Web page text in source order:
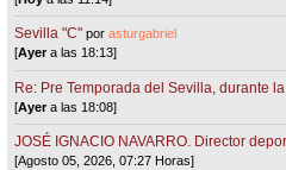
Sevilla "C"porasturgabriel
[Ayera las 18:13]
Re: Pre Temporada del Sevilla, durante
[Ayera las 18:08]
JOSÉ IGNACIO NAVARRO. Director
[Agosto 05, 2026, 07:27 Horas]